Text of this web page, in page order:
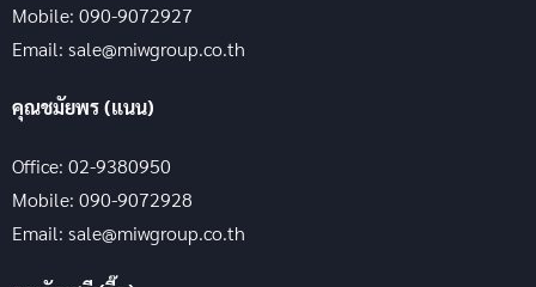
Mobile: 090-9072927
Email: sale@miwgroup.co.th
คุณชมัยพร (แนน)
Office: 02-9380950
Mobile: 090-9072928
Email: sale@miwgroup.co.th